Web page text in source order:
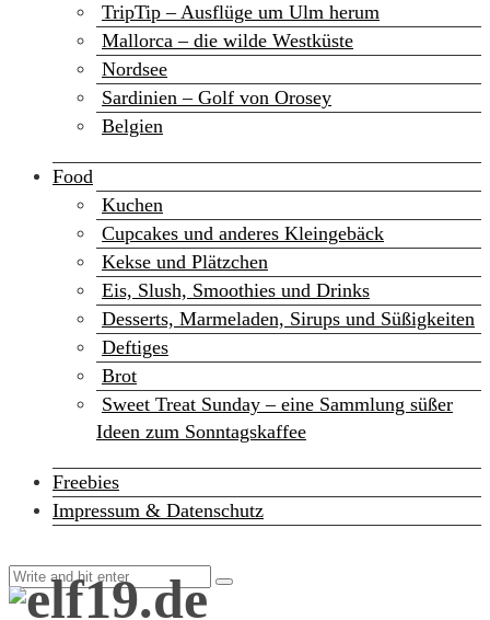
TripTip – Ausflüge um Ulm herum
Mallorca – die wilde Westküste
Nordsee
Sardinien – Golf von Orosey
Belgien
Food
Kuchen
Cupcakes und anderes Kleingebäck
Kekse und Plätzchen
Eis, Slush, Smoothies und Drinks
Desserts, Marmeladen, Sirups und Süßigkeiten
Deftiges
Brot
Sweet Treat Sunday – eine Sammlung süßer
Ideen zum Sonntagskaffee
Freebies
Impressum & Datenschutz